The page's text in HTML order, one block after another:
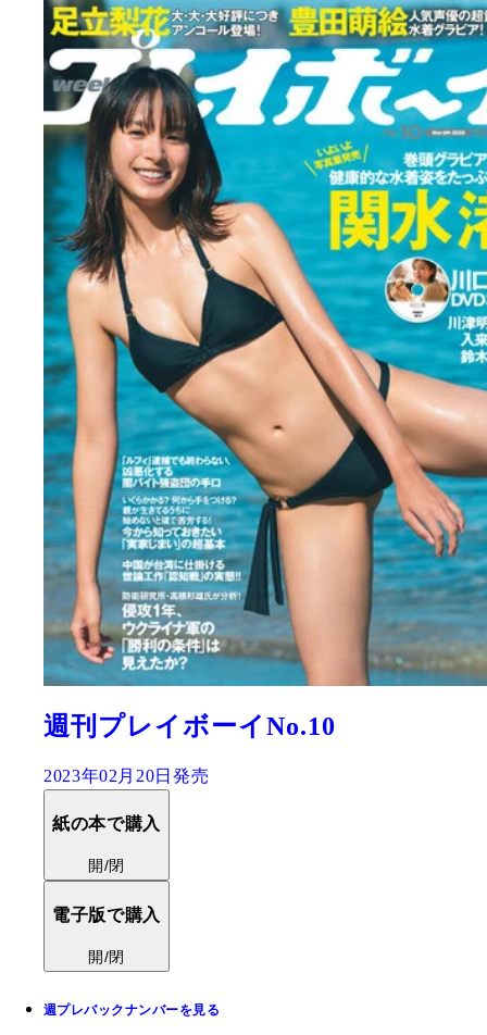
週刊プレイボーイNo.10
2023年02月20日発売
紙の本で購入
開/閉
電子版で購入
開/閉
週プレバックナンバーを見る